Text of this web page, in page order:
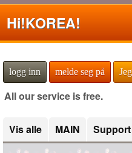
Hi!KOREA!
logg inn melde seg på
All our service is free.
Vis alle MAIN Support